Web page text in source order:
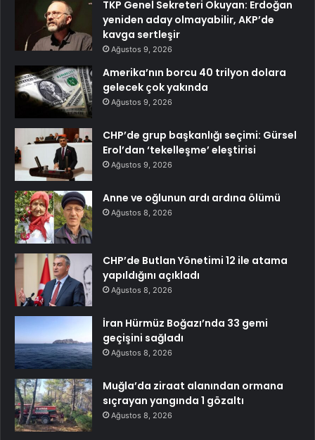
TKP Genel Sekreteri Okuyan: Erdoğan
yeniden aday olmayabilir, AKP’de
kavga sertleşir
Ağustos 9, 2026
Amerika’nın borcu 40 trilyon dolara
gelecek çok yakında
Ağustos 9, 2026
CHP’de grup başkanlığı seçimi: Gürsel
Erol’dan ‘tekelleşme’ eleştirisi
Ağustos 9, 2026
Anne ve oğlunun ardı ardına ölümü
Ağustos 8, 2026
CHP’de Butlan Yönetimi 12 ile atama
yapıldığını açıkladı
Ağustos 8, 2026
İran Hürmüz Boğazı’nda 33 gemi
geçişini sağladı
Ağustos 8, 2026
Muğla’da ziraat alanından ormana
sıçrayan yangında 1 gözaltı
Ağustos 8, 2026